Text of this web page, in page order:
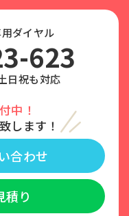
ダイヤル
623
日祝も対応
中！
します！
合わせ
積り